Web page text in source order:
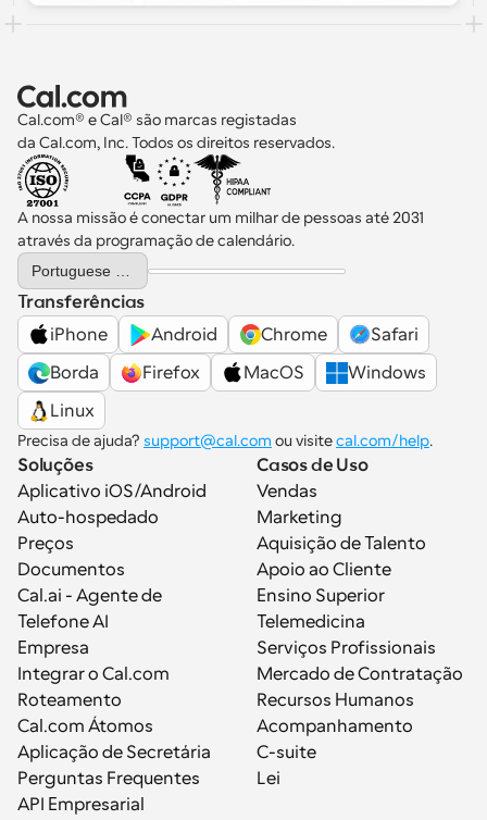
Cal.com® e Cal® são marcas registadas
da Cal.com, Inc. Todos os direitos reservados.
A nossa missão é conectar um milhar de pessoas até 2031
através da programação de calendário.
Select Language
Transferências
iPhone
Android Chrome
Safari
Borda
Firefox MacOS
Windows
Linux
Precisa de ajuda? support@cal.com ou visite cal.com/help.
Soluções
Aplicativo iOS/Android
Auto-hospedado
Preços
Documentos
Cal.ai - Agente de
Telefone AI
Empresa
Integrar o Cal.com
Roteamento
Cal.com Átomos
Aplicação de Secretária
Perguntas Frequentes
API Empresarial
Casos de Uso
Vendas
Marketing
Aquisição de Talento
Apoio ao Cliente
Ensino Superior
Telemedicina
Serviços Profissionais
Mercado de Contratação
Recursos Humanos
Acompanhamento
C-suite
Lei